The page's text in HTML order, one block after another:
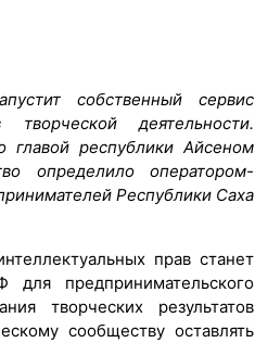
собственный сервис
творческой деятельности.
главой республики Айсеном
определило оператором-
Республики Саха
прав станет
предпринимательского
творческих результатов
сообществу оставлять